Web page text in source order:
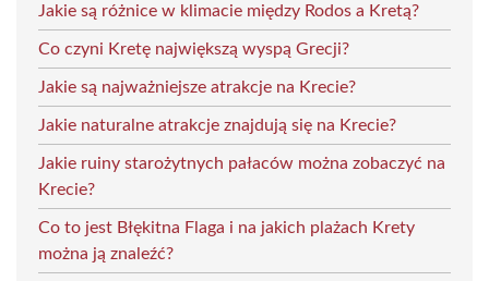
Jakie są różnice w klimacie między Rodos a Kretą?
Co czyni Kretę największą wyspą Grecji?
Jakie są najważniejsze atrakcje na Krecie?
Jakie naturalne atrakcje znajdują się na Krecie?
Jakie ruiny starożytnych pałaców można zobaczyć na
Krecie?
Co to jest Błękitna Flaga i na jakich plażach Krety
można ją znaleźć?